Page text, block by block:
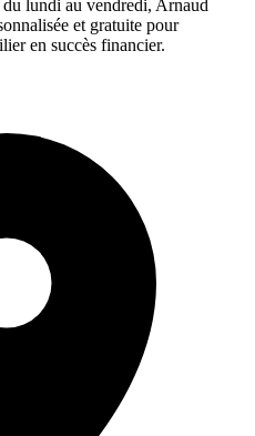
lundi au vendredi, Arnaud
et gratuite pour
en succès financier.